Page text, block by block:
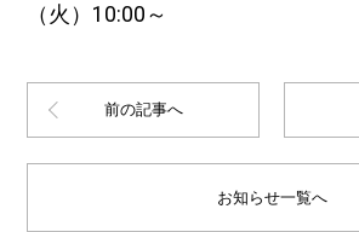
（火）10:00～
前の記事へ
お知らせ一覧へ